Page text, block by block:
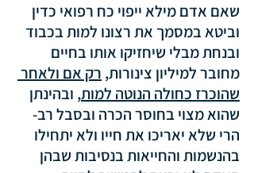
שאם אדם מילא ייפוי כח רפואי כדין
וביטא במסמך את רצונו למות בכבוד
ובנחת מבלי שיחזיקו אותו בחיים
מחובר למיליון צינורות, רק אם ולאחר
שהוכרז כחולה הנוטה למות, ובהינתן
שהוא מצוי בחוסר הכרה ובסבל רב-
הרי שלא יאריכו את חייו ולא יתחילו
בהנשמות והחייאות בנסיבות שבהן